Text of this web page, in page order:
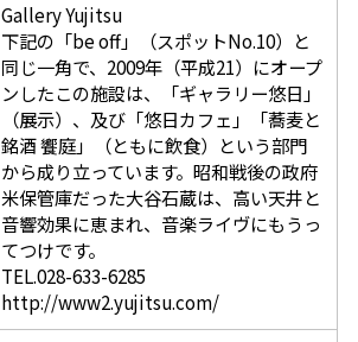
Gallery Yujitsu
下記の「be off」（スポットNo.10）と
同じ一角で、2009年（平成21）にオープ
ンしたこの施設は、「ギャラリー悠日」
（展示）、及び「悠日カフェ」「蕎麦と
銘酒 饗庭」（ともに飲食）という部門
から成り立っています。昭和戦後の政府
米保管庫だった大谷石蔵は、高い天井と
音響効果に恵まれ、音楽ライヴにもうっ
てつけです。
TEL.028-633-6285
http://www2.yujitsu.com/